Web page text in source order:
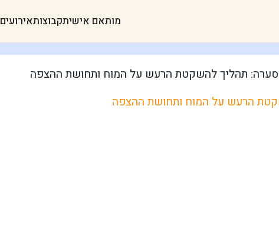
מותאם אישיתקבוצותאירועים
תהליך להשקטת הרעש על המוח ותחושת ההצפה